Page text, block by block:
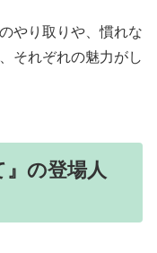
やり取りや、慣れな
それぞれの魅力がし
の登場人